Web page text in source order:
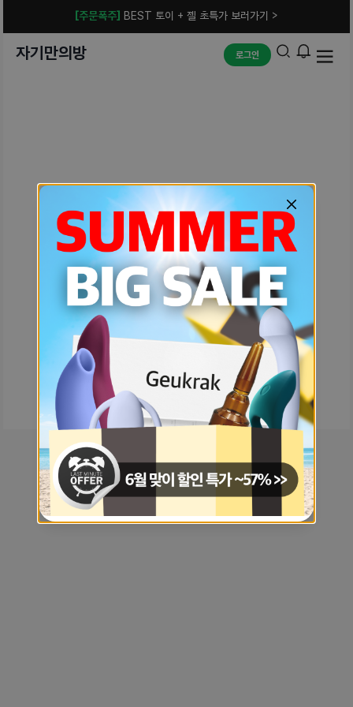
[주문폭주] BEST 토이 + 젤 초특가 보러가기 >
자기만의방 로그인
예상치 못한 에러입니다.